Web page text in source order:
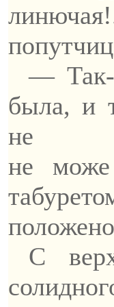
—
была, и
не може
С